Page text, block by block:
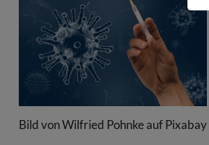
Bild von Wilfried Pohnke auf Pixabay